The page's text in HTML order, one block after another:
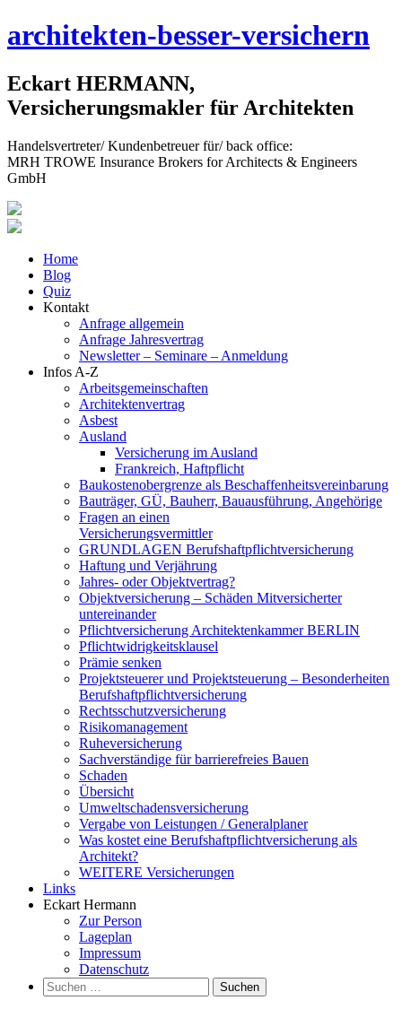
to
architekten-besser-versichern
Eckart HERMANN,
Versicherungsmakler für Architekten
Handelsvertreter/ Kundenbetreuer für/ back office:
MRH TROWE Insurance Brokers for Architects & Engineers
GmbH
Home
Blog
Quiz
Kontakt
Anfrage allgemein
Anfrage Jahresvertrag
Newsletter – Seminare – Anmeldung
Infos A-Z
Arbeitsgemeinschaften
Architektenvertrag
Asbest
Ausland
Versicherung im Ausland
Frankreich, Haftpflicht
Baukostenobergrenze als Beschaffenheits­vereinbarung
Bauträger, GÜ, Bauherr, Bauausführung, Angehörige
Fragen an einen
Versicherungsvermittler
GRUNDLAGEN Berufshaftpflichtversicherung
Haftung und Verjährung
Jahres- oder Objektvertrag?
Objektversicherung – Schäden Mitversicherter
untereinander
Pflichtversicherung Architektenkammer BERLIN
Pflichtwidrigkeitsklausel
Prämie senken
Projektsteuerer und Projektsteuerung – Besonderheiten
Berufshaftpflichtversicherung
Rechtsschutzversicherung
Risikomanagement
Ruheversicherung
Sachverständige für barrierefreies Bauen
Schaden
Übersicht
Umweltschadensversicherung
Vergabe von Leistungen / Generalplaner
Was kostet eine Berufshaftpflichtversicherung als
Architekt?
WEITERE Versicherungen
Links
Eckart Hermann
Zur Person
Lageplan
Impressum
Datenschutz
Suchen
nach: